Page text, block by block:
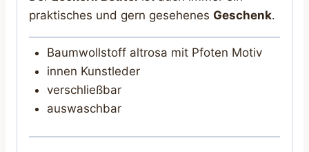
praktisches und gern gesehenes Geschenk.
Baumwollstoff altrosa mit Pfoten Motiv
innen Kunstleder
verschließbar
auswaschbar